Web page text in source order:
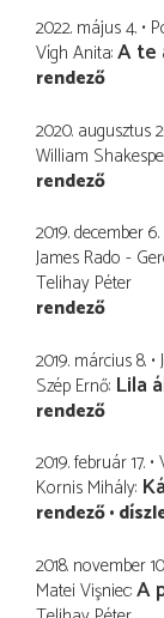
2022. május 4.
Vígh Anita A te
rendező
2020. augusztus
William
rendező
2019. december 6.
James Rado -
Telihay Péter
rendező
2019. március 8.
Szép Ernő Lila
rendező
2019. február 17.
Kornis Mihály
rendező
2018. november
Matei Vişniec A